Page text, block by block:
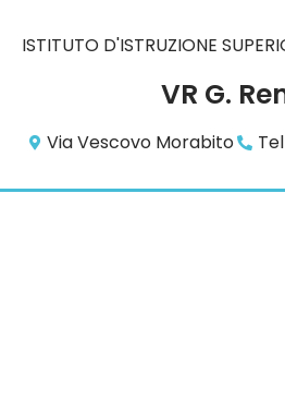
ISTITUTO D'ISTRUZIONE
VR G.
Via Vescovo Morabito